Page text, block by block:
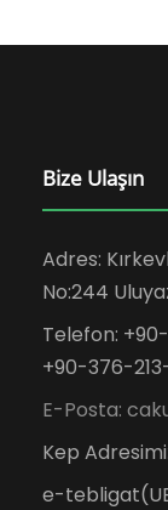
Bize Ulaşın
Adres:
No:244
Telefon:
+90-376-
E-Posta:
Kep
e-